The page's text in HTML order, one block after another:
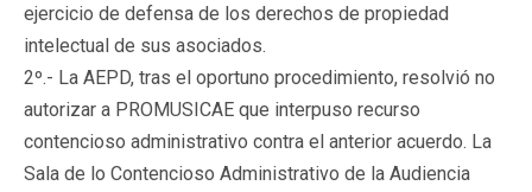
ejercicio de defensa de los derechos de propiedad
intelectual de sus asociados.
2º.- La AEPD, tras el oportuno procedimiento, resolvió no
autorizar a PROMUSICAE que interpuso recurso
contencioso administrativo contra el anterior acuerdo. La
Sala de lo Contencioso Administrativo de la Audiencia